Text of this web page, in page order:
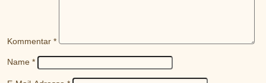
Kommentar*
Name*